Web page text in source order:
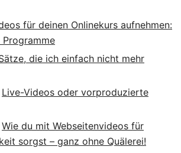
für deinen Onlinekurs aufnehmen:
die ich einfach nicht mehr
Live-Videos oder vorproduzierte
Wie du mit Webseitenvideos für
sorgst – ganz ohne Quälerei!